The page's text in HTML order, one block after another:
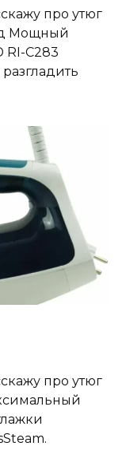
про утюг
Мощный
RI-С283
про утюг